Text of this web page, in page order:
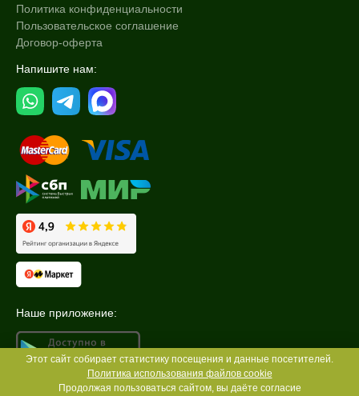
Политика конфиденциальности
Пользовательское соглашение
Договор-оферта
Напишите нам:
Наше приложение:
Этот сайт собирает статистику посещения и данные посетителей.
Политика использования файлов cookie
Продолжая пользоваться сайтом, вы даёте согласие